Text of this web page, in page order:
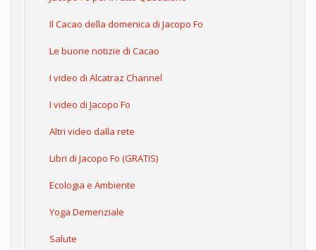
Il Cacao della domenica di Jacopo Fo
Le buone notizie di Cacao
I video di Alcatraz Channel
I video di Jacopo Fo
Altri video dalla rete
Libri di Jacopo Fo (GRATIS)
Ecologia e Ambiente
Yoga Demenziale
Salute